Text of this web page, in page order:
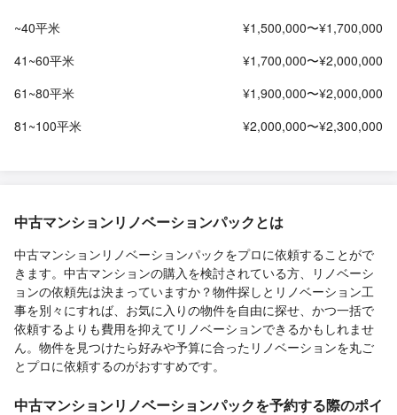
~40平米
¥1,500,000〜¥1,700,000
41~60平米
¥1,700,000〜¥2,000,000
61~80平米
¥1,900,000〜¥2,000,000
81~100平米
¥2,000,000〜¥2,300,000
中古マンションリノベーションパックとは
中古マンションリノベーションパックをプロに依頼することがで
きます。中古マンションの購入を検討されている方、リノベーシ
ョンの依頼先は決まっていますか？物件探しとリノベーション工
事を別々にすれば、お気に入りの物件を自由に探せ、かつ一括で
依頼するよりも費用を抑えてリノベーションできるかもしれませ
ん。物件を見つけたら好みや予算に合ったリノベーションを丸ご
とプロに依頼するのがおすすめです。
中古マンションリノベーションパックを予約する際のポイ